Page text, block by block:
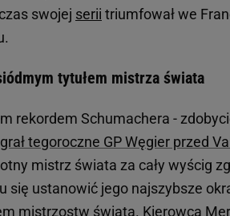
swojej serii triumfował we
tytułem mistrza świata
rekordem Schumachera -
tegoroczne GP Węgier przed
mistrz świata za cały wyścig
się ustanowić jego najszybsze
mistrzostw świata. Kierowca